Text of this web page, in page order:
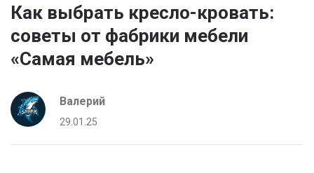
Как выбрать кресло-кровать:
советы от фабрики мебели
«Самая мебель»
Валерий
29.01.25